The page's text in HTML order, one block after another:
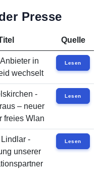
Presse
Quelle
in
wechselt
Lesen
-
– neuer
freies Wlan
Lesen
-
unserer
Lesen